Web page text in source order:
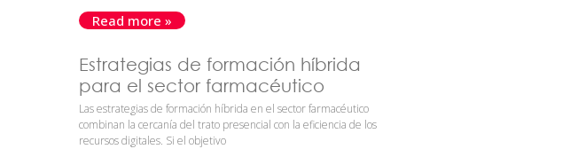
Read more »
Estrategias de formación híbrida
para el sector farmacéutico
Las estrategias de formación híbrida en el sector farmacéutico
combinan la cercanía del trato presencial con la eficiencia de los
recursos digitales. Si el objetivo